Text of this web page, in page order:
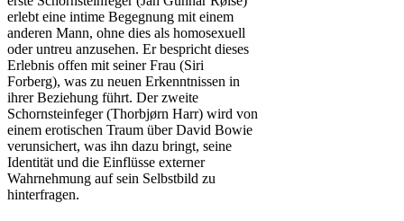
erlebt eine intime Begegnung mit einem
anderen Mann, ohne dies als homosexuell
oder untreu anzusehen. Er bespricht dieses
Erlebnis offen mit seiner Frau (Siri
Forberg), was zu neuen Erkenntnissen in
ihrer Beziehung führt. Der zweite
Schornsteinfeger (Thorbjørn Harr) wird von
einem erotischen Traum über David Bowie
verunsichert, was ihn dazu bringt, seine
Identität und die Einflüsse externer
Wahrnehmung auf sein Selbstbild zu
hinterfragen.